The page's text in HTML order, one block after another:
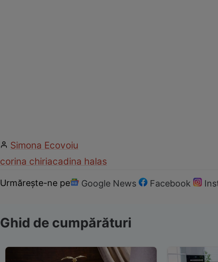
Simona Ecovoiu
corina chiriacadina halas
Urmărește-ne pe Google News Facebook
Ghid de cumpărături